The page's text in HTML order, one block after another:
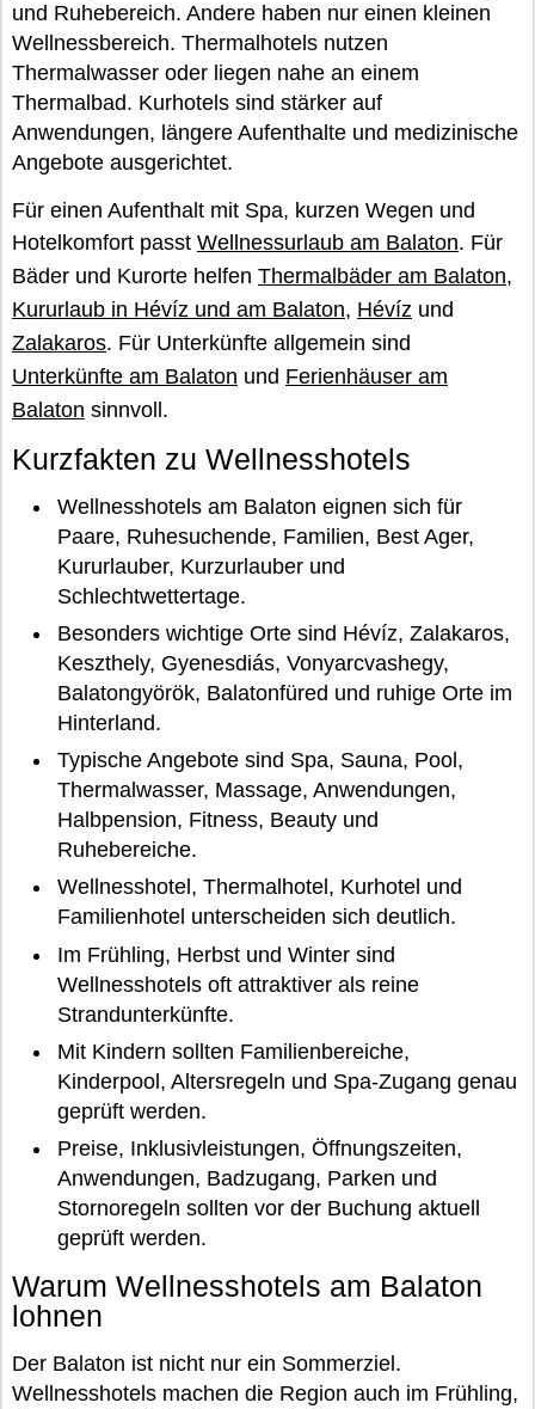
und Ruhebereich. Andere haben nur einen kleinen
Wellnessbereich. Thermalhotels nutzen
Thermalwasser oder liegen nahe an einem
Thermalbad. Kurhotels sind stärker auf
Anwendungen, längere Aufenthalte und medizinische
Angebote ausgerichtet.
Für einen Aufenthalt mit Spa, kurzen Wegen und
Hotelkomfort passt Wellnessurlaub am Balaton. Für
Bäder und Kurorte helfen Thermalbäder am Balaton,
Kururlaub in Hévíz und am Balaton, Hévíz und
Zalakaros. Für Unterkünfte allgemein sind
Unterkünfte am Balaton und Ferienhäuser am
Balaton sinnvoll.
Kurzfakten zu Wellnesshotels
Wellnesshotels am Balaton eignen sich für
Paare, Ruhesuchende, Familien, Best Ager,
Kururlauber, Kurzurlauber und
Schlechtwettertage.
Besonders wichtige Orte sind Hévíz, Zalakaros,
Keszthely, Gyenesdiás, Vonyarcvashegy,
Balatongyörök, Balatonfüred und ruhige Orte im
Hinterland.
Typische Angebote sind Spa, Sauna, Pool,
Thermalwasser, Massage, Anwendungen,
Halbpension, Fitness, Beauty und
Ruhebereiche.
Wellnesshotel, Thermalhotel, Kurhotel und
Familienhotel unterscheiden sich deutlich.
Im Frühling, Herbst und Winter sind
Wellnesshotels oft attraktiver als reine
Strandunterkünfte.
Mit Kindern sollten Familienbereiche,
Kinderpool, Altersregeln und Spa-Zugang genau
geprüft werden.
Preise, Inklusivleistungen, Öffnungszeiten,
Anwendungen, Badzugang, Parken und
Stornoregeln sollten vor der Buchung aktuell
geprüft werden.
Warum Wellnesshotels am Balaton
lohnen
Der Balaton ist nicht nur ein Sommerziel.
Wellnesshotels machen die Region auch im Frühling,